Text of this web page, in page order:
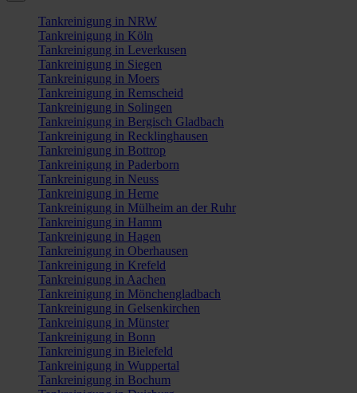
Tankreinigung in NRW
Tankreinigung in Köln
Tankreinigung in Leverkusen
Tankreinigung in Siegen
Tankreinigung in Moers
Tankreinigung in Remscheid
Tankreinigung in Solingen
Tankreinigung in Bergisch Gladbach
Tankreinigung in Recklinghausen
Tankreinigung in Bottrop
Tankreinigung in Paderborn
Tankreinigung in Neuss
Tankreinigung in Herne
Tankreinigung in Mülheim an der Ruhr
Tankreinigung in Hamm
Tankreinigung in Hagen
Tankreinigung in Oberhausen
Tankreinigung in Krefeld
Tankreinigung in Aachen
Tankreinigung in Mönchengladbach
Tankreinigung in Gelsenkirchen
Tankreinigung in Münster
Tankreinigung in Bonn
Tankreinigung in Bielefeld
Tankreinigung in Wuppertal
Tankreinigung in Bochum